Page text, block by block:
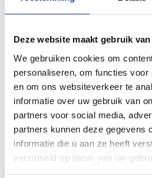
Deze website maakt gebruik
We gebruiken cookies om
personaliseren, om functies voor
en om ons websiteverkeer te
informatie over uw gebruik van
partners voor social media,
partners kunnen deze gegevens
informatie die u aan ze heeft
verzameld op basis van uw
RECEPT